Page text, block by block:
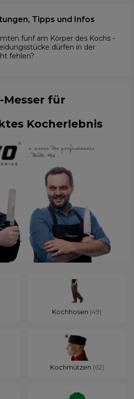
Tipps und Infos
fünf am Körper des Kochs -
dürfen in der
fehlen?
Messer für
Kocherlebnis
Kochhosen (49)
Kochmützen (62)